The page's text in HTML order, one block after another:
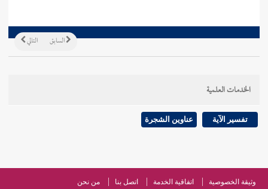
التالي السابق
الخدمات العلمية
تفسير الآية عناوين الشجرة
وثيقة الخصوصية اتفاقية الخدمة اتصل بنا من نحن